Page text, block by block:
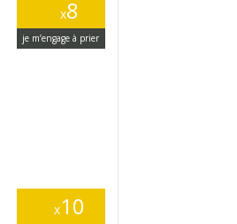
x8
je m’engage à prier
x10